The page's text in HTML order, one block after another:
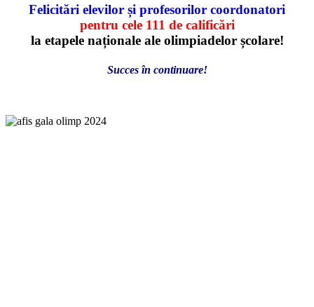
Felicitări elevilor și profesorilor coordonatori
pentru cele 111 de calificări
la etapele naționale ale olimpiadelor școlare!
Succes în continuare!